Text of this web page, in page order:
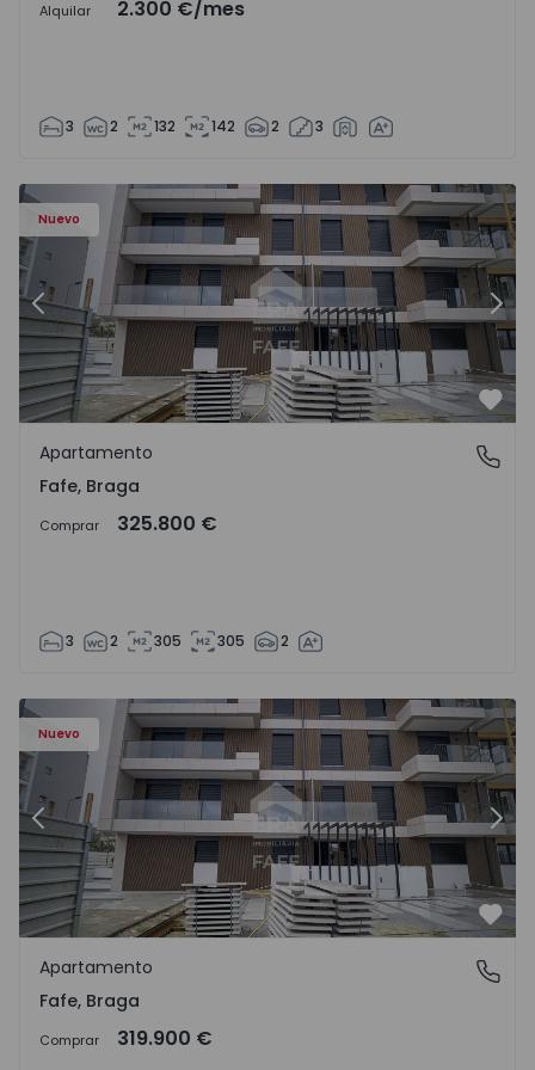
Alquilar 2.300 €/mes
3 2 132 142 2 3
Nuevo
Anterior
Fafe, Braga
Apartamento
Fafe, Braga
Comprar 325.800 €
3 2 305 305 2
Nuevo
Anterior
Fafe, Braga
Apartamento
Fafe, Braga
Comprar 319.900 €